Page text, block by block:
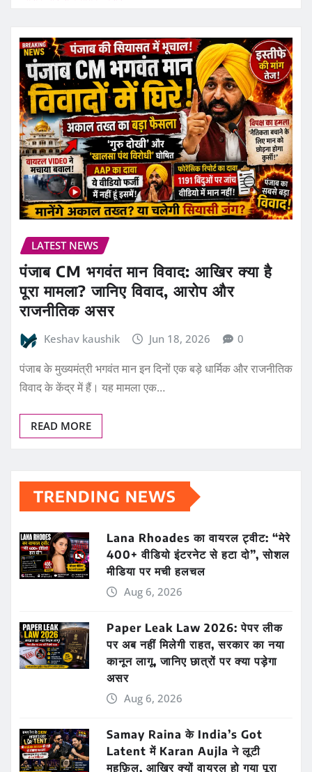
LATEST NEWS
पंजाब CM भगवंत मान विवाद: आखिर क्या है
पूरा मामला? जानिए विवाद, आरोप और
राजनीतिक असर
Keshav kaushik Jun 18, 2026 0
पंजाब के मुख्यमंत्री भगवंत मान इन दिनों एक बड़े धार्मिक और राजनीतिक
विवाद के केंद्र में हैं। यह मामला एक…
READ MORE
TRENDING NEWS
Lana Rhoades का वायरल ट्वीट: “मेरे
400+ वीडियो इंटरनेट से हटा दो”, सोशल
मीडिया पर मची हलचल
Aug 6, 2026
Paper Leak Law 2026: पेपर लीक
पर अब नहीं मिलेगी राहत, सरकार का नया
कानून लागू, जानिए छात्रों पर क्या पड़ेगा
असर
Aug 6, 2026
Samay Raina के India’s Got
Latent में Karan Aujla ने लूटी
महफ़िल, आखिर क्यों वायरल हो गया पूरा